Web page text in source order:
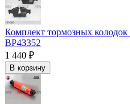
Комплект тормозных
BP43352
1 440 ₽
В корзину